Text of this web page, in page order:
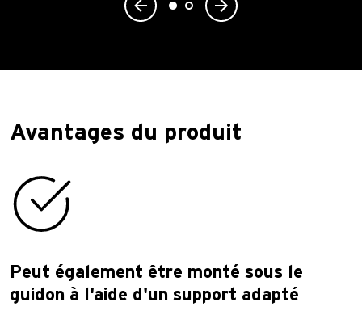
Avantages du produit
Peut également être monté sous le
guidon à l'aide d'un support adapté